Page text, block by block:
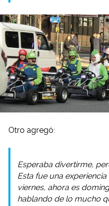
Otro agregó:
Esperaba divertirme,
Esta fue una
viernes, ahora es
hablando de lo mucho